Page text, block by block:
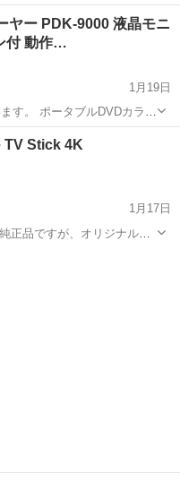
動作確認済みで、すぐにご
： Panasonic（パナ...
ヤー、レコーダー
ヤー PDK-9000 液晶モニ
付 動作…
1月19日
ニター一体型のため、これ
めます。 ​■ 商品の状態 ​...
ヤー、レコーダー
TV Stick 4K
1月17日
正品ですが、オリジナルの